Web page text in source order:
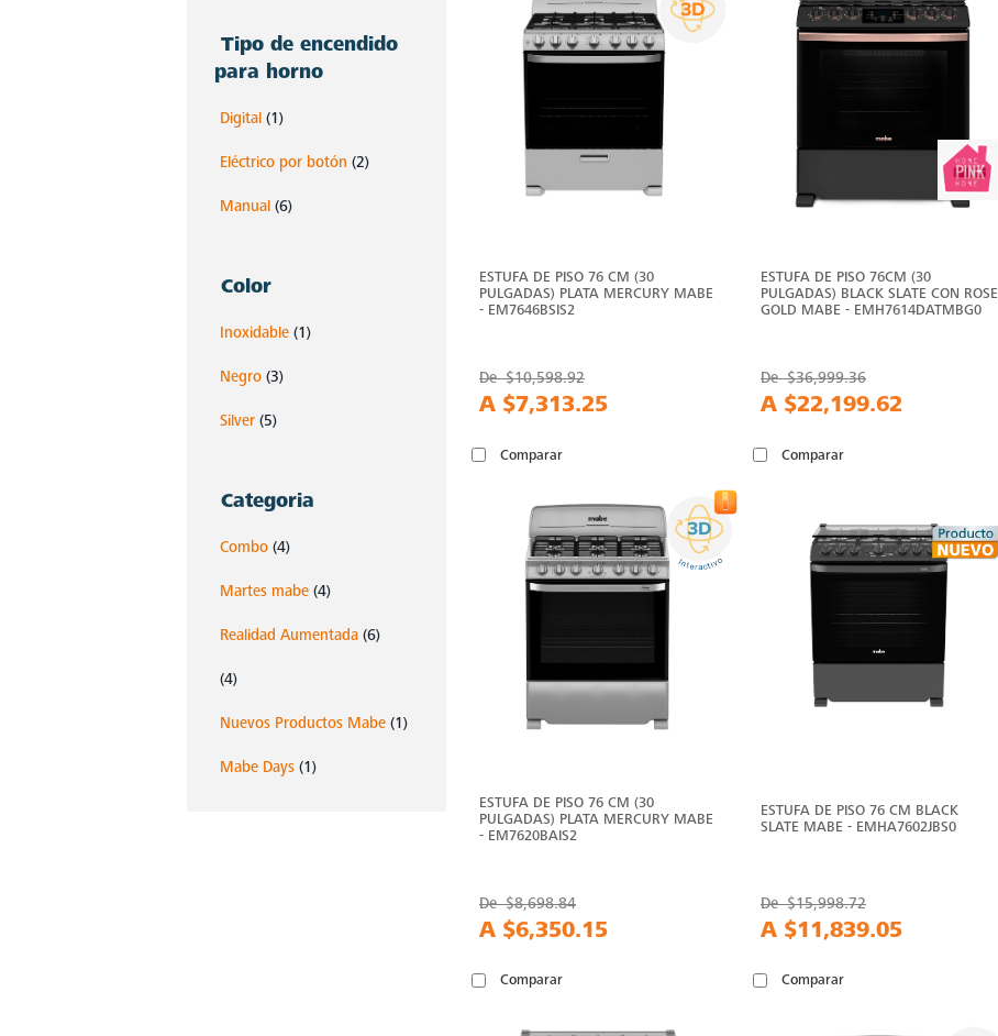
Tipo de encendido
para horno
Digital (1)
Eléctrico por botón (2)
Manual (6)
Color
Inoxidable (1)
Negro (3)
Silver (5)
Categoria
Combo (4)
Martes mabe (4)
Realidad Aumentada (6)
(4)
Nuevos Productos Mabe (1)
Mabe Days (1)
ESTUFA DE PISO 76 CM (30
PULGADAS) PLATA MERCURY MABE
- EM7646BSIS2
De$10,598.92
A $7,313.25
Comparar
ESTUFA DE PISO 76CM (30
PULGADAS) BLACK SLATE CON ROSE
GOLD MABE - EMH7614DATMBG0
De$36,999.36
A $22,199.62
Comparar
ESTUFA DE PISO 76 CM (30
PULGADAS) PLATA MERCURY MABE
- EM7620BAIS2
De$8,698.84
A $6,350.15
Comparar
ESTUFA DE PISO 76 CM BLACK
SLATE MABE - EMHA7602JBS0
De$15,998.72
A $11,839.05
Comparar